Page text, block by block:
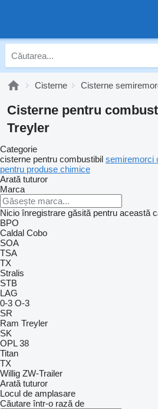
Cisterne Cisterne
Cisterne pentru
Treyler
Categorie
cisterne pentru combustibil semiremorci
pentru produse chimice
Arată tuturor
Marca
Nicio înregistrare găsită pentru această
BPO
Caldal Cobo
SOA
TSA
TX
Stralis
STB
LAG
0-3 O-3
SR
Ram Treyler
SK
OPL 38
Titan
TX
Willig ZW-Trailer
Arată tuturor
Locul de amplasare
Căutare într-o rază de